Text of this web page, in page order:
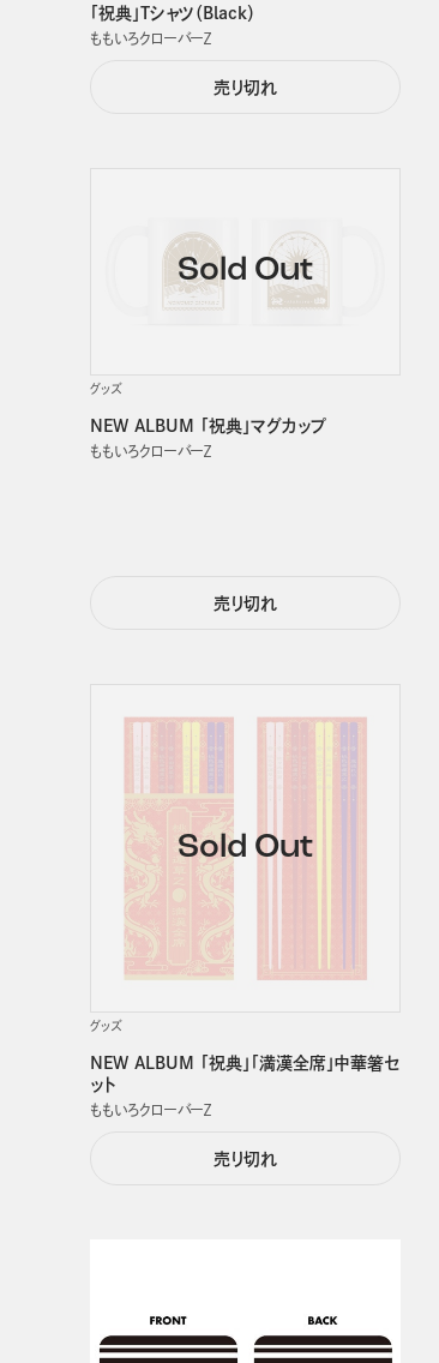
「祝典」Tシャツ（Black）
ももいろクローバーＺ
売り切れ
グッズ
NEW ALBUM 「祝典」マグカップ
ももいろクローバーＺ
売り切れ
グッズ
NEW ALBUM 「祝典」「満漢全席」中華箸セ
ット
ももいろクローバーＺ
売り切れ